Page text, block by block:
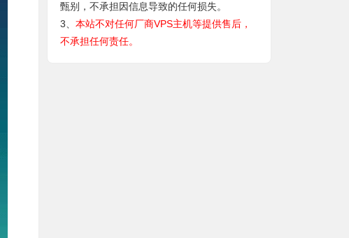
甄别，不承担因信息导致的任何损失。
3、本站不对任何厂商VPS主机等提供售后，
不承担任何责任。